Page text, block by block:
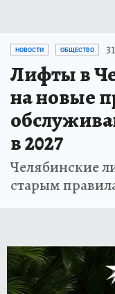
НОВОСТИ ОБЩЕСТВО
Лифты в
на новые
в 2027
Челябинские
старым